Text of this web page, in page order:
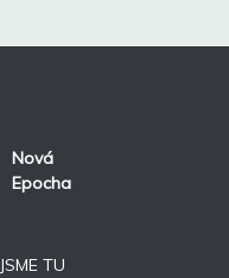
Nová
Epocha
JSME TU